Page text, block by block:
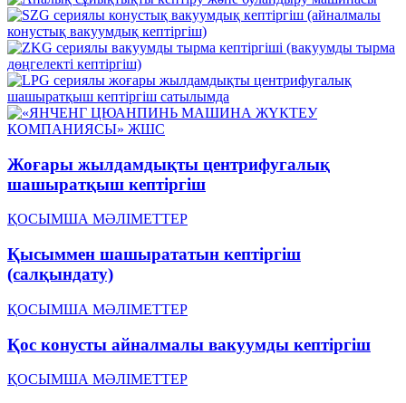
Жоғары жылдамдықты центрифугалық
шашыратқыш кептіргіш
ҚОСЫМША МӘЛІМЕТТЕР
Қысыммен шашырататын кептіргіш
(салқындату)
ҚОСЫМША МӘЛІМЕТТЕР
Қос конусты айналмалы вакуумды кептіргіш
ҚОСЫМША МӘЛІМЕТТЕР